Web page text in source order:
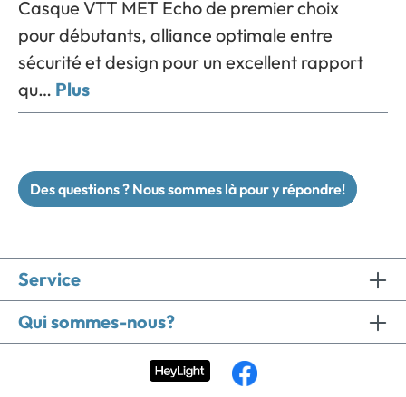
Casque VTT MET Echo de premier choix
pour débutants, alliance optimale entre
sécurité et design pour un excellent rapport
qu… Plus
Des questions ? Nous sommes là pour y répondre!
Service
Qui sommes-nous?